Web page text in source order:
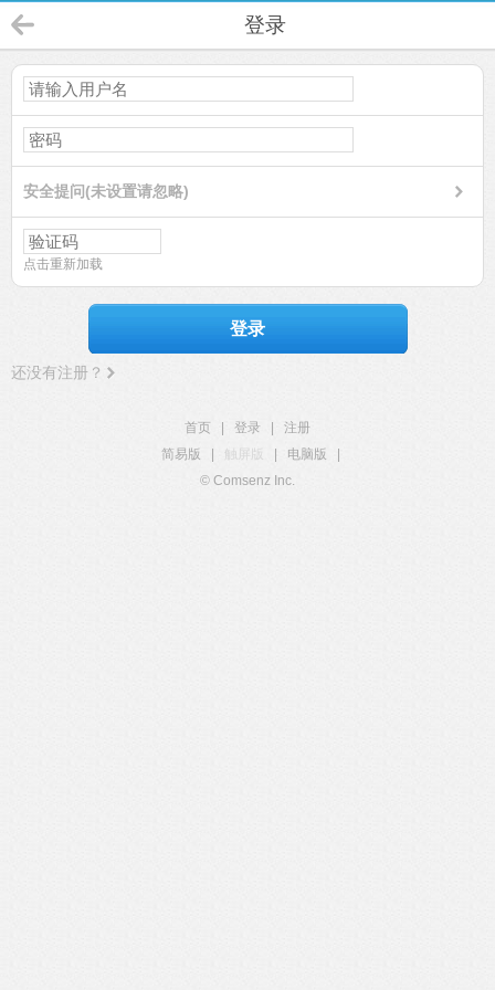
登录
安全提问(未设置请忽略)
点击重新加载
登录
还没有注册？
首页 登录
注册
简易版
触屏版 电脑版
© Comsenz Inc.